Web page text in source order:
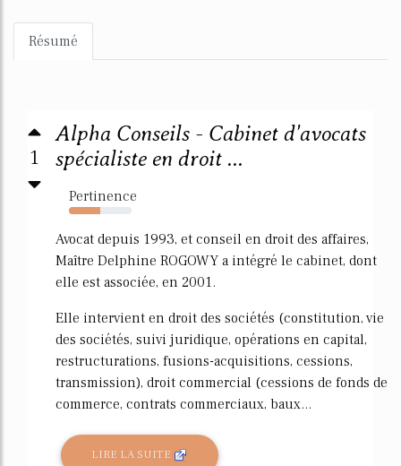
Résumé
1
Alpha Conseils - Cabinet d'avocats
spécialiste en droit ...
Pertinence
50%
Avocat depuis 1993, et conseil en droit des affaires,
Maître Delphine ROGOWY a intégré le cabinet, dont
elle est associée, en 2001.
Elle intervient en droit des sociétés (constitution, vie
des sociétés, suivi juridique, opérations en capital,
restructurations, fusions-acquisitions, cessions,
transmission), droit commercial (cessions de fonds de
commerce, contrats commerciaux, baux...
LIRE LA SUITE